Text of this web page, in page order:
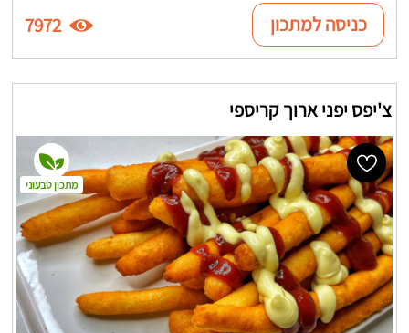
כניסה למתכון 7972
צ'יפס יפני ארוך קריספי
מתכון טבעוני